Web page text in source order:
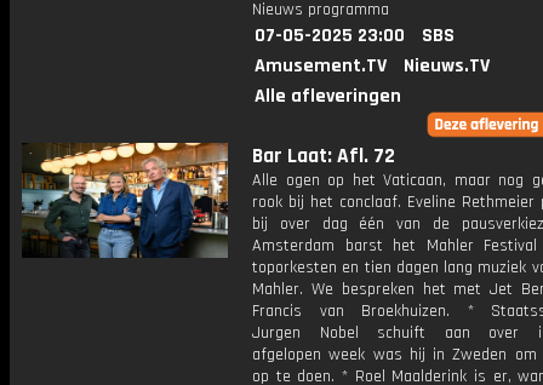
Nieuws programma
07-05-2025 23:00
SBS
Amusement.TV
Nieuws.TV
Alle afleveringen
Bar Laat: Afl. 72
Alle ogen op het Vaticaan, maar nog
rook bij het conclaaf. Eveline Rethmeier
bij over dag één van de
Amsterdam barst het Mahler
toporkesten en tien dagen lang muziek
Mahler. We bespreken het met Jet
Francis van Broekhuizen. *
Jurgen Nobel schuift aan over
afgelopen week was hij in Zweden om
op te doen. * Roel Maalderink is er,